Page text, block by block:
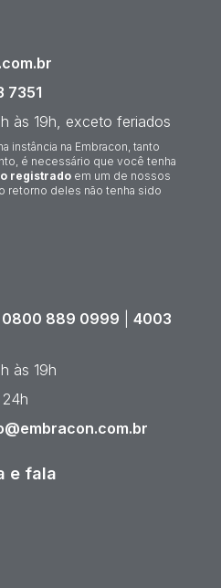
7351
às 19h, exceto feriados
instância na Embracon, tanto
é necessário que você tenha
registrado em um de nossos
retorno deles não tenha sido
0800 889 0999
4003
às 19h
e fala